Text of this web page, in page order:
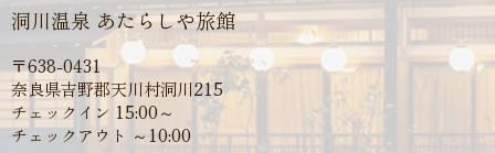
洞川温泉 あたらしや旅館
〒638-0431
奈良県吉野郡天川村洞川215
チェックイン 15:00～
チェックアウト ～10:00